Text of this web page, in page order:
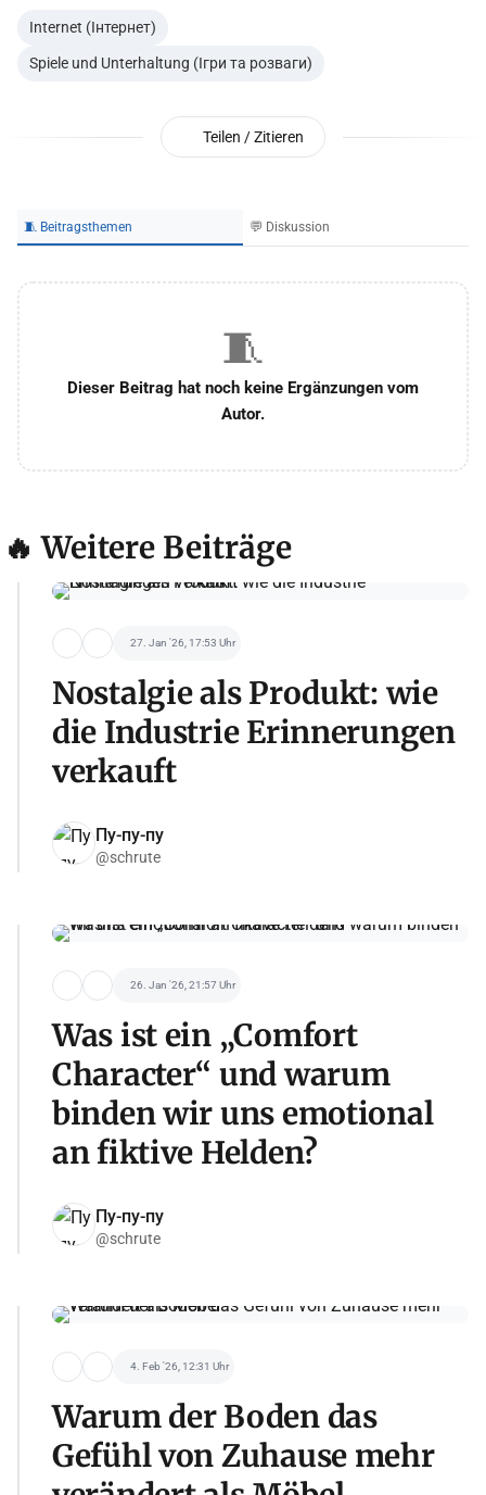
Internet (Інтернет)
Spiele und Unterhaltung (Ігри та розваги)
Teilen / Zitieren
🧵 Beitragsthemen 💬 Diskussion
🧵
Dieser Beitrag hat noch keine Ergänzungen vom
Autor.
🔥 Weitere Beiträge
27. Jan '26, 17:53 Uhr
Nostalgie als Produkt: wie
die Industrie Erinnerungen
verkauft
Пу-пу-пу
@schrute
26. Jan '26, 21:57 Uhr
Was ist ein „Comfort
Character“ und warum
binden wir uns emotional
an fiktive Helden?
Пу-пу-пу
@schrute
4. Feb '26, 12:31 Uhr
Warum der Boden das
Gefühl von Zuhause mehr